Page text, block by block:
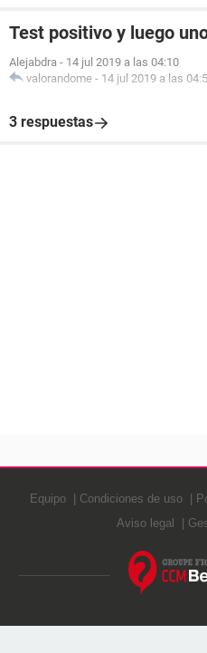
Test positivo y luego
Alejabdra - 14 jul 2019 a las 04:10
valorandome - 14 jul 2019 a las
3 respuestas
Equipo Condiciones de uso
Aviso legal